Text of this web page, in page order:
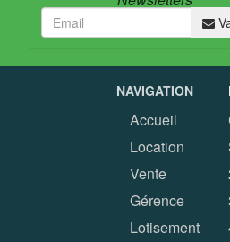
NAVIGATION
Accueil
Location
Vente
Gérence
Lotisement